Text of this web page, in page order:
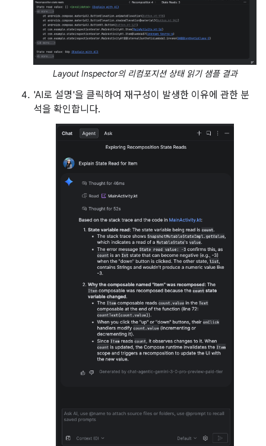
Layout Inspector의 리컴포지션 상태 읽기 샘플 결과
'AI로 설명'을 클릭하여 재구성이 발생한 이유에 관한 분
석을 확인합니다.